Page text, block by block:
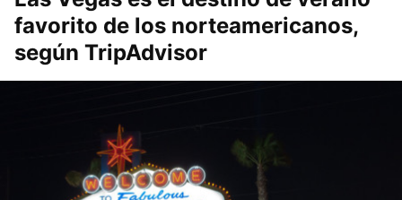
favorito de los norteamericanos,
según TripAdvisor